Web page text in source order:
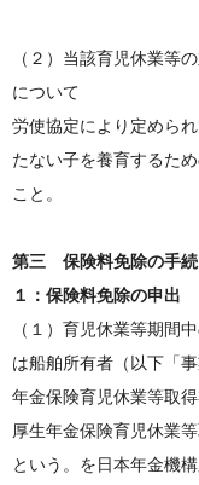
（２）当該育児休業等
について
労使協定により定めら
たない子を養育するた
こと。
第三 保険料免除の手続
１：保険料免除の申出
（１）育児休業等期間
は船舶所有者（以下「
年金保険育児休業等取
厚生年金保険育児休業
という。を日本年金機